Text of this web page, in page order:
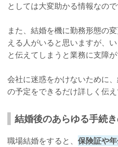
としては大変助かる情報なので
また、結婚を機に勤務形態の
える人がいると思いますが、
と伝えてしまうと業務に支障が
会社に迷惑をかけないために
の予定をできるだけ詳しく伝え
結婚後のあらゆる手続
職場結婚をすると、 保険証や